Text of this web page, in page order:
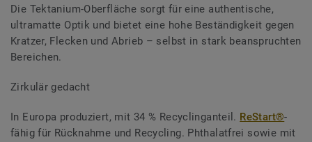
Die Tektanium-Oberfläche sorgt für eine authentische,
ultramatte Optik und bietet eine hohe Beständigkeit gegen
Kratzer, Flecken und Abrieb – selbst in stark beanspruchten
Bereichen.
Zirkulär gedacht
In Europa produziert, mit 34 % Recyclinganteil. ReStart®-
fähig für Rücknahme und Recycling. Phthalatfrei sowie mit